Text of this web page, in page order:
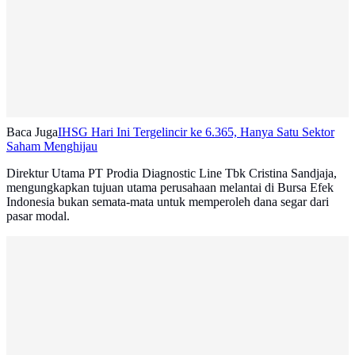
Baca JugaIHSG Hari Ini Tergelincir ke 6.365, Hanya Satu Sektor
Saham Menghijau
Direktur Utama PT Prodia Diagnostic Line Tbk Cristina Sandjaja,
mengungkapkan tujuan utama perusahaan melantai di Bursa Efek
Indonesia bukan semata-mata untuk memperoleh dana segar dari
pasar modal.